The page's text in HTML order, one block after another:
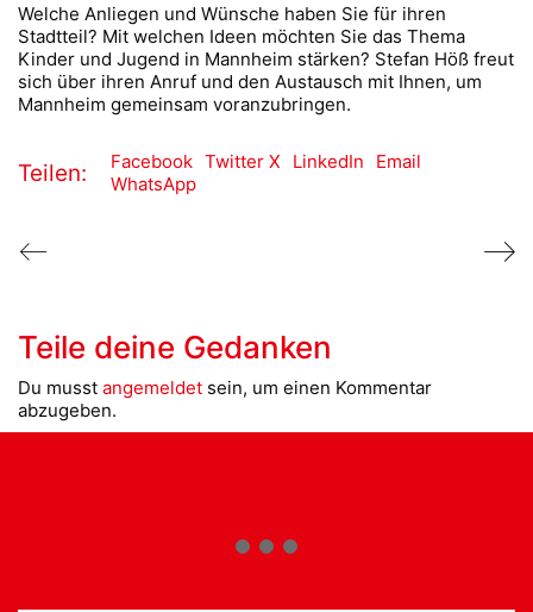
Welche Anliegen und Wünsche haben Sie für ihren
Stadtteil? Mit welchen Ideen möchten Sie das Thema
Kinder und Jugend in Mannheim stärken? Stefan Höß freut
sich über ihren Anruf und den Austausch mit Ihnen, um
Mannheim gemeinsam voranzubringen.
Teilen: Facebook Twitter X LinkedIn
Email
WhatsApp
Teile deine Gedanken
Du musst angemeldet sein, um einen Kommentar
abzugeben.